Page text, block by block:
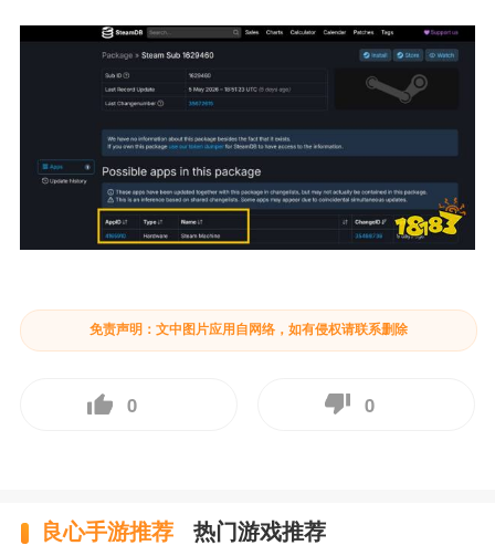
免责声明：文中图片应用自网络，如有侵权请联系删除
0 0
良心手游推荐 热门游戏推荐